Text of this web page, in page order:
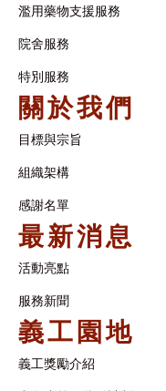
濫用藥物支援服務
院舍服務
特別服務
關於我們
目標與宗旨
組織架構​
感謝名單​
最新消息
活動亮點
服務新聞
義工園地
義工獎勵介紹